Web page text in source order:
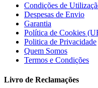
Condições de
Despesas de Envio
Garantia
Política de Cookies
Politica de Privacidade
Quem Somos
Termos e Condições
Livro de Reclamações